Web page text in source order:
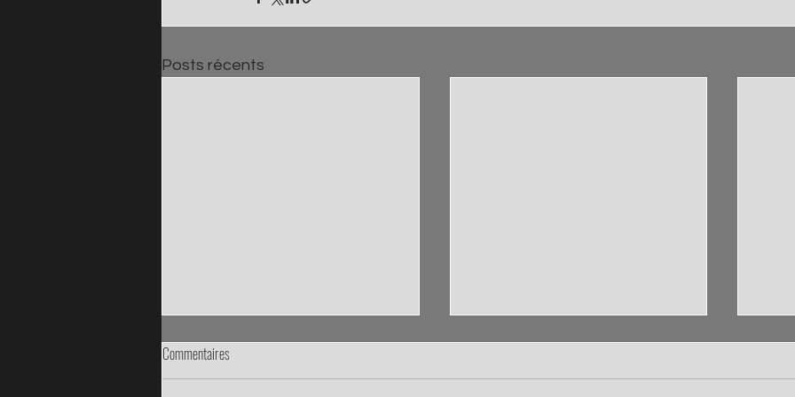
Posts récents
Commentaires